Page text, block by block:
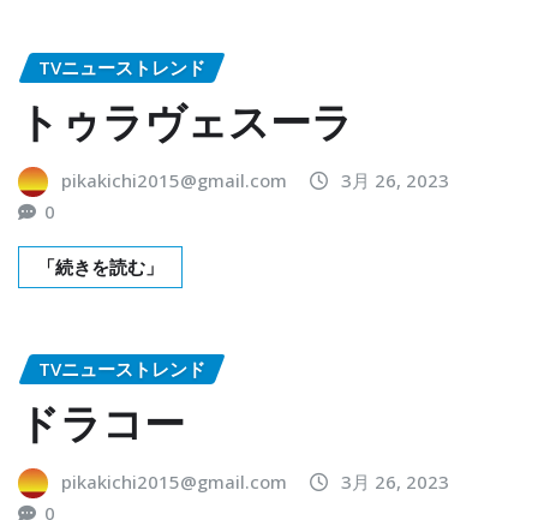
TVニューストレンド
トゥラヴェスーラ
pikakichi2015@gmail.com
3月 26, 2023
0
「続きを読む」
TVニューストレンド
ドラコー
pikakichi2015@gmail.com
3月 26, 2023
0